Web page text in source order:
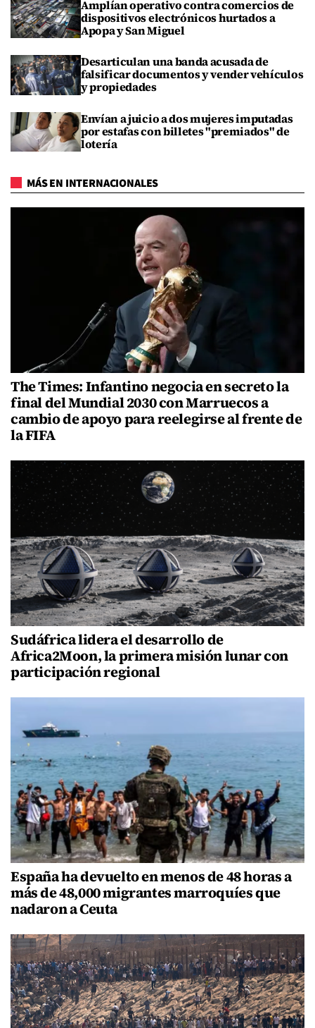
Amplían operativo contra comercios de
dispositivos electrónicos hurtados a
Apopa y San Miguel
Desarticulan una banda acusada de
falsificar documentos y vender vehículos
y propiedades
Envían a juicio a dos mujeres imputadas
por estafas con billetes "premiados" de
lotería
MÁS EN INTERNACIONALES
The Times: Infantino negocia en secreto la
final del Mundial 2030 con Marruecos a
cambio de apoyo para reelegirse al frente de
la FIFA
Sudáfrica lidera el desarrollo de
Africa2Moon, la primera misión lunar con
participación regional
España ha devuelto en menos de 48 horas a
más de 48,000 migrantes marroquíes que
nadaron a Ceuta